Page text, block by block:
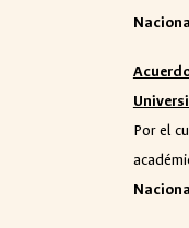
Por el